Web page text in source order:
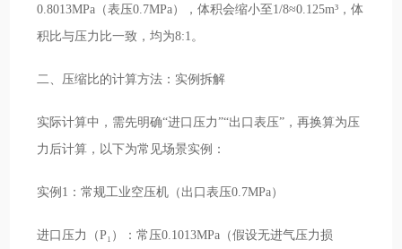
0.8013MPa（表压0.7MPa），体积会缩小至1/8≈0.125m³，体
积比与压力比一致，均为8:1。
二、压缩比的计算方法：实例拆解
实际计算中，需先明确“进口压力”“出口表压”，再换算为压
力后计算，以下为常见场景实例：
实例1：常规工业空压机（出口表压0.7MPa）
进口压力（P₁）：常压0.1013MPa（假设无进气压力损